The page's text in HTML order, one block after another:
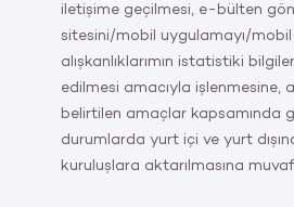
iletişime geçilmesi, e-bülten
sitesini/mobil uygulamayı/
alışkanlıklarımın istatistiki
edilmesi amacıyla işlenmesine,
belirtilen amaçlar kapsamında
durumlarda yurt içi ve yurt
kuruluşlara aktarılmasına